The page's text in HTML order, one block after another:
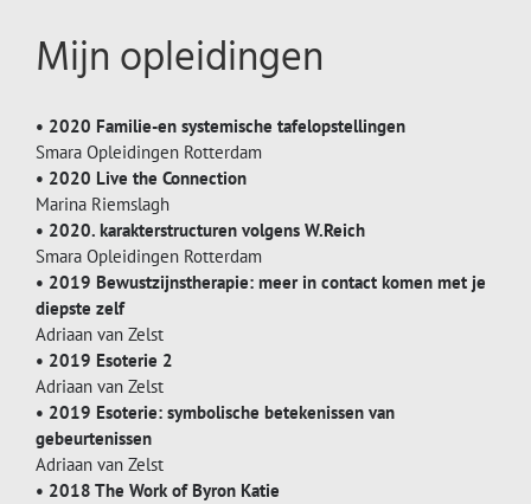
Mijn opleidingen
• 2020 Familie-en systemische tafelopstellingen
Smara Opleidingen Rotterdam
• 2020 Live the Connection
Marina Riemslagh
• 2020. karakterstructuren volgens W.Reich
Smara Opleidingen Rotterdam
• 2019 Bewustzijnstherapie: meer in contact komen met je
diepste zelf
Adriaan van Zelst
• 2019 Esoterie 2
Adriaan van Zelst
• 2019 Esoterie: symbolische betekenissen van
gebeurtenissen
Adriaan van Zelst
• 2018 The Work of Byron Katie